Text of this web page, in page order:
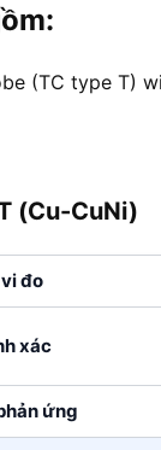
(TC type T)
(Cu-CuNi)
đo
xác
ứng